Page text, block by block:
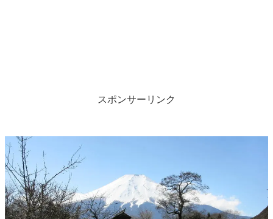
スポンサーリンク